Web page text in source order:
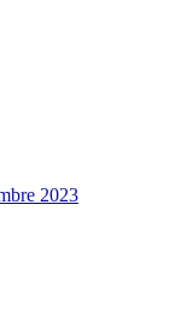
2023